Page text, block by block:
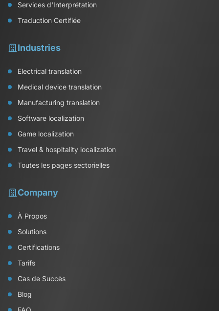
Services d'Interprétation
Traduction Certifiée
Industries
Electrical translation
Medical device translation
Manufacturing translation
Software localization
Game localization
Travel & hospitality localization
Toutes les pages sectorielles
Company
À Propos
Solutions
Certifications
Tarifs
Cas de Succès
Blog